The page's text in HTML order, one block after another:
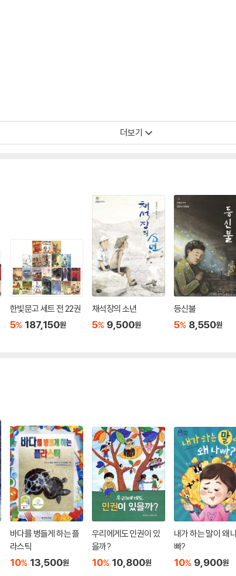
더보기
한빛문고 세트 전 22권
5% 187,150원
채석장의 소년
5% 9,500원
등신불
5% 8,550원
바다를 병들게 하는 플
라스틱
10% 13,500원
우리에게도 인권이 있
을까?
10% 10,800원
내가 하는 말이 왜
빠?
10% 9,900원